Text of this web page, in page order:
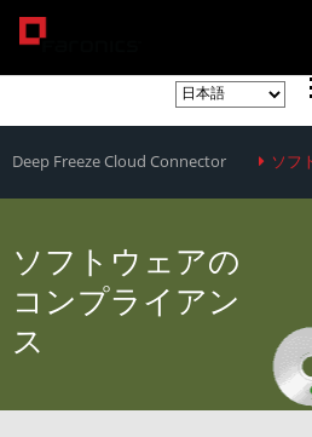
Deep Freeze Cloud Connector ソフ
ソフトウェアの
コンプライアン
ス